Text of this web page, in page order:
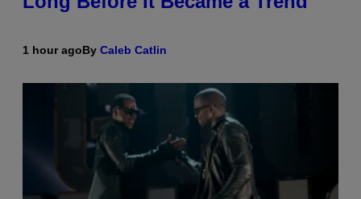
1 hour agoBy Caleb Catlin